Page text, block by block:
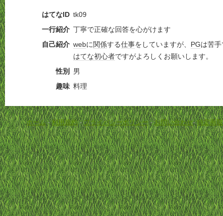
はてなID tk09
一行紹介 丁寧で正確な回答を心がけます
自己紹介 webに関係する仕事をしていますが、 PGは苦
はてな初心者ですがよろしくお願いします。
性別
男
趣味 料理
ホーム-利用規約-プライバシーポリシー-お問い合わせ-特定商